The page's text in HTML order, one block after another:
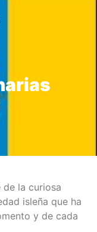
la curiosa
isleña que ha
y de cada